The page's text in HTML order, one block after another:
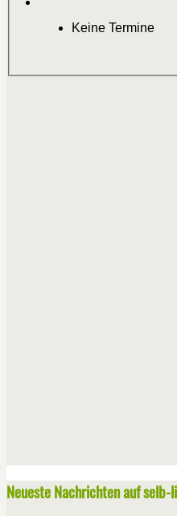
Keine Termine
Neueste Nachrichten auf selb-